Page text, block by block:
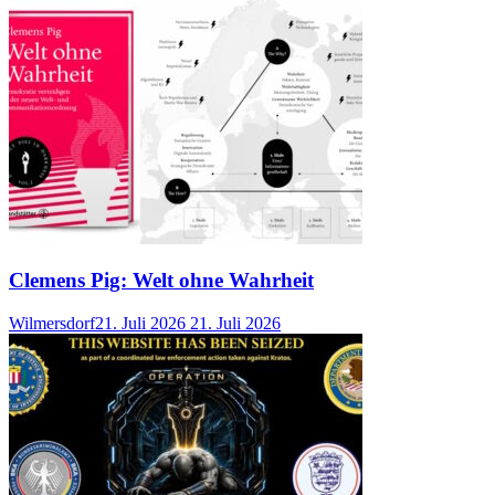
Clemens Pig: Welt ohne Wahrheit
Wilmersdorf21. Juli 2026 21. Juli 2026